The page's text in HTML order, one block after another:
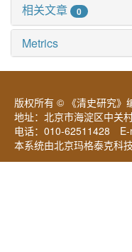
相关文章
0
Metrics
版权所有 © 《清史研究》
地址：北京市海淀区中
电话：010-62511428 E-
本系统由北京玛格泰克科